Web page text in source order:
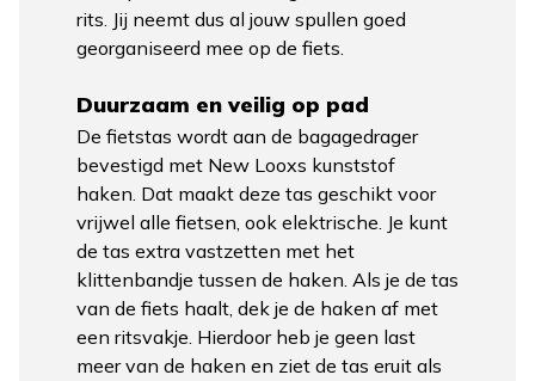
rits. Jij neemt dus al jouw spullen goed
georganiseerd mee op de fiets.
Duurzaam en veilig op pad
De fietstas wordt aan de bagagedrager
bevestigd met New Looxs kunststof
haken. Dat maakt deze tas geschikt voor
vrijwel alle fietsen, ook elektrische. Je kunt
de tas extra vastzetten met het
klittenbandje tussen de haken. Als je de tas
van de fiets haalt, dek je de haken af met
een ritsvakje. Hierdoor heb je geen last
meer van de haken en ziet de tas eruit als